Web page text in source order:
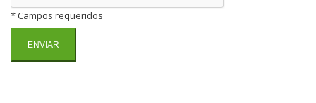
* Campos requeridos